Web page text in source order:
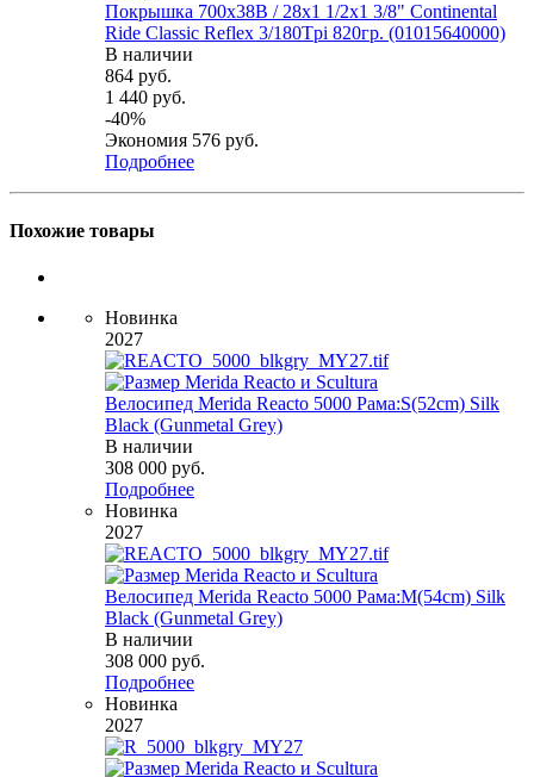
Покрышка 700x38B / 28x1 1/2х1 3/8" Continental
Ride Classic Reflex 3/180Tpi 820гр. (01015640000)
В наличии
864 руб.
1 440 руб.
-40%
Экономия 576 руб.
Подробнее
Похожие товары
Новинка
2027
Велосипед Merida Reacto 5000 Рама:S(52cm) Silk
Black (Gunmetal Grey)
В наличии
308 000 руб.
Подробнее
Новинка
2027
Велосипед Merida Reacto 5000 Рама:M(54cm) Silk
Black (Gunmetal Grey)
В наличии
308 000 руб.
Подробнее
Новинка
2027